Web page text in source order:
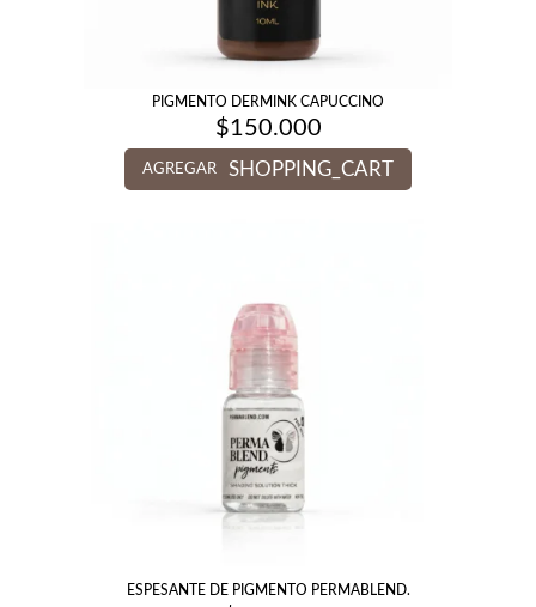
PIGMENTO DERMINK CAPUCCINO
$150.000
AGREGAR SHOPPING_CART
ESPESANTE DE PIGMENTO PERMABLEND.